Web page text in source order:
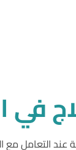
في
عند التعامل مع